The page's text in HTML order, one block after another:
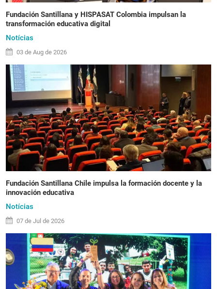
Fundación Santillana y HISPASAT Colombia impulsan la
transformación educativa digital
Notícias
03 de Aug de 2026
Fundación Santillana Chile impulsa la formación docente y la
innovación educativa
Notícias
07 de Jul de 2026